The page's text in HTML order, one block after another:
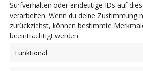
Surfverhalten oder eindeutige IDs auf
verarbeiten. Wenn du deine Zustimmung
zurückziehst, können bestimmte
beeinträchtigt werden.
Funktional
NEWS
Dringlichkeitsmaßnahmen und
Coronakrise: Hilfsangebote
Initiativen unserer